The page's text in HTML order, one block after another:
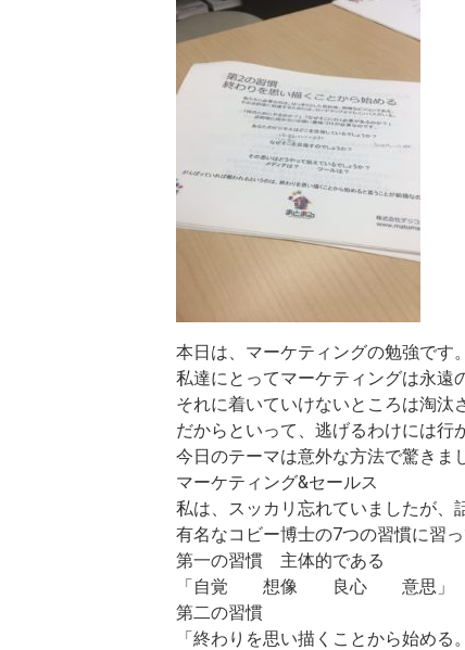
本日は、マーケティングの勉強です。
私達にとってマーケティングは永遠
それに着いていけないところは淘汰
だからといって、逃げるわけには行
今日のテーマは意外な方法で驚きま
マーケティング&セールス
私は、スッカリ忘れていましたが、
有名なコビー博士の7つの習慣に習っ
第一の習慣 主体的である
「自覚 想像 良心 意思」
第二の習慣
「終わりを思い描くことから始める